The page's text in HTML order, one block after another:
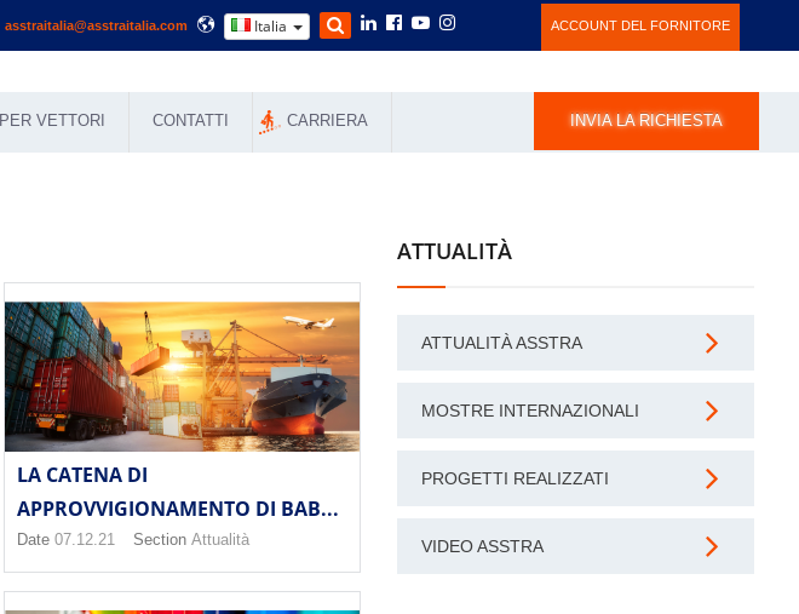
asstraitalia@asstraitalia.com Italia ACCOUNT DEL FORNITORE
PER VETTORI CONTATTI CARRIERA INVIA LA RICHIESTA
LA CATENA DI
APPROVVIGIONAMENTO DI BAB...
Date 07.12.21Section Attualità
ATTUALITÀ
ATTUALITÀ ASSTRA
MOSTRE INTERNAZIONALI
PROGETTI REALIZZATI
VIDEO ASSTRA